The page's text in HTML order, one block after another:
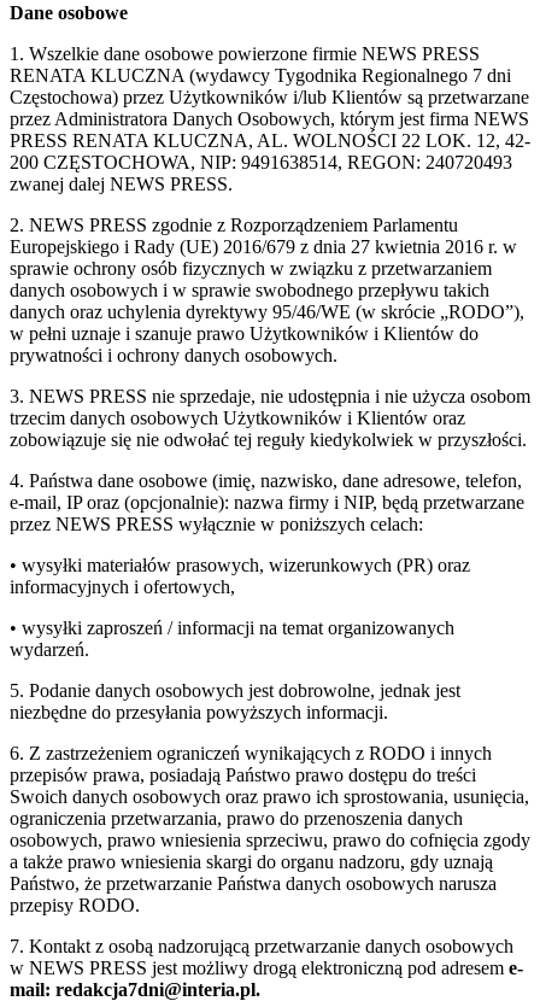
Dane osobowe
1. Wszelkie dane osobowe powierzone firmie NEWS PRESS
RENATA KLUCZNA (wydawcy Tygodnika Regionalnego 7 dni
Częstochowa) przez Użytkowników i/lub Klientów są przetwarzane
przez Administratora Danych Osobowych, którym jest firma NEWS
PRESS RENATA KLUCZNA, AL. WOLNOŚCI 22 LOK. 12, 42-
200 CZĘSTOCHOWA, NIP: 9491638514, REGON: 240720493
zwanej dalej NEWS PRESS.
2. NEWS PRESS zgodnie z Rozporządzeniem Parlamentu
Europejskiego i Rady (UE) 2016/679 z dnia 27 kwietnia 2016 r. w
sprawie ochrony osób fizycznych w związku z przetwarzaniem
danych osobowych i w sprawie swobodnego przepływu takich
danych oraz uchylenia dyrektywy 95/46/WE (w skrócie „RODO”),
w pełni uznaje i szanuje prawo Użytkowników i Klientów do
prywatności i ochrony danych osobowych.
3. NEWS PRESS nie sprzedaje, nie udostępnia i nie użycza osobom
trzecim danych osobowych Użytkowników i Klientów oraz
zobowiązuje się nie odwołać tej reguły kiedykolwiek w przyszłości.
4. Państwa dane osobowe (imię, nazwisko, dane adresowe, telefon,
e-mail, IP oraz (opcjonalnie): nazwa firmy i NIP, będą przetwarzane
przez NEWS PRESS wyłącznie w poniższych celach:
• wysyłki materiałów prasowych, wizerunkowych (PR) oraz
informacyjnych i ofertowych,
• wysyłki zaproszeń / informacji na temat organizowanych
wydarzeń.
5. Podanie danych osobowych jest dobrowolne, jednak jest
niezbędne do przesyłania powyższych informacji.
6. Z zastrzeżeniem ograniczeń wynikających z RODO i innych
przepisów prawa, posiadają Państwo prawo dostępu do treści
Swoich danych osobowych oraz prawo ich sprostowania, usunięcia,
ograniczenia przetwarzania, prawo do przenoszenia danych
osobowych, prawo wniesienia sprzeciwu, prawo do cofnięcia zgody
a także prawo wniesienia skargi do organu nadzoru, gdy uznają
Państwo, że przetwarzanie Państwa danych osobowych narusza
przepisy RODO.
7. Kontakt z osobą nadzorującą przetwarzanie danych osobowych
w NEWS PRESS jest możliwy drogą elektroniczną pod adresem e-
mail: redakcja7dni@interia.pl.